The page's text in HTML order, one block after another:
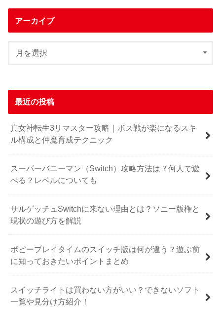
アーカイブ
最近の投稿
真女神転生3リマスター攻略｜ボス戦が楽になるスキ
ル構成と仲魔育成テクニック
スーパーバニーマン（Switch）攻略方法は？何人で遊
べる？レベルについても
サルゲッチュSwitchに来ない理由とは？ソニー版権と
現状の遊び方を解説
ポピープレイタイムのスイッチ版は何が違う？遊ぶ前
に知っておきたいポイントまとめ
スイッチライトは買わない方がいい？できないソフト
一覧や見分け方紹介！